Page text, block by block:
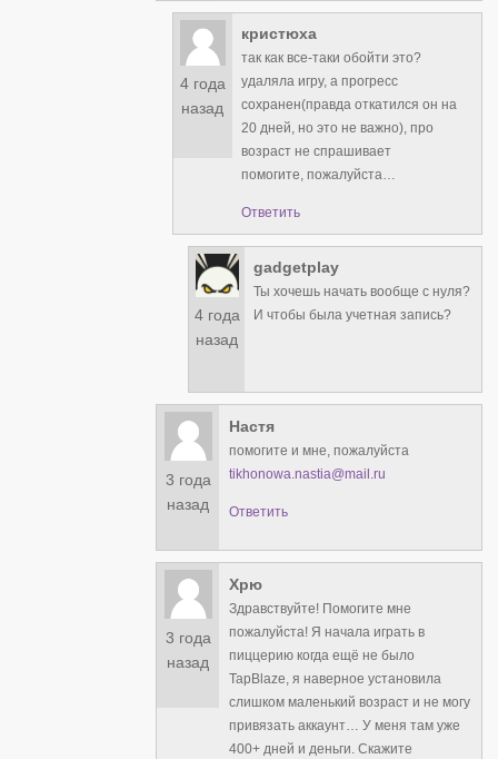
4 года
назад
кристюха
так как все-таки обойти это?
удаляла игру, а прогресс
сохранен(правда откатился он на
20 дней, но это не важно), про
возраст не спрашивает
помогите, пожалуйста…
Ответить
4 года
назад
gadgetplay
Ты хочешь начать вообще с нуля?
И чтобы была учетная запись?
3 года
назад
Настя
помогите и мне, пожалуйста
tikhonowa.nastia@mail.ru
Ответить
3 года
назад
Хрю
Здравствуйте! Помогите мне
пожалуйста! Я начала играть в
пиццерию когда ещё не было
TapBlaze, я наверное установила
слишком маленький возраст и не могу
привязать аккаунт… У меня там уже
400+ дней и деньги. Скажите